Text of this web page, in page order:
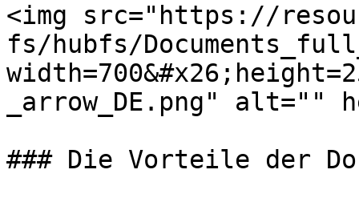
<img src="https://
fs/hubfs/
_arrow_DE.png" alt=""
### Die Vorteile der